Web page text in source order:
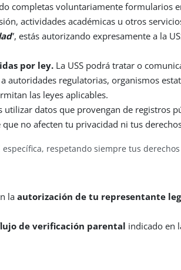
completas voluntariamente formularios
actividades académicas u otros
”, estás autorizando expresamente a la
por ley. La USS podrá tratar o
autoridades regulatorias, organismos
las leyes aplicables.
utilizar datos que provengan de registros
no afecten tu privacidad ni tus
respetando siempre tus
la autorización de tu representante
de verificación parental indicado en